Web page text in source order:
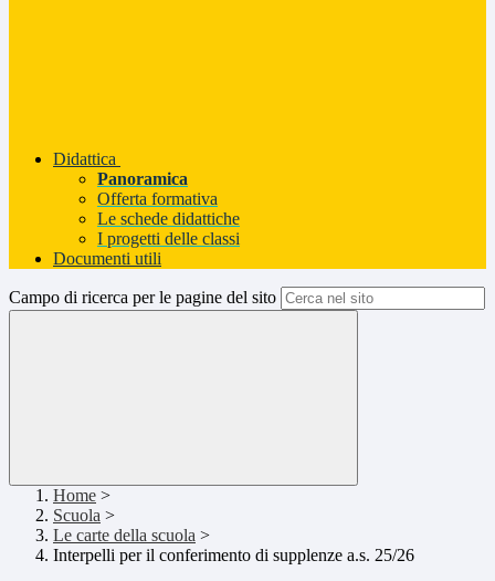
Didattica
Panoramica
Offerta formativa
Le schede didattiche
I progetti delle classi
Documenti utili
Campo di ricerca per le pagine del sito
Home >
Scuola >
Le carte della scuola >
Interpelli per il conferimento di supplenze a.s. 25/26